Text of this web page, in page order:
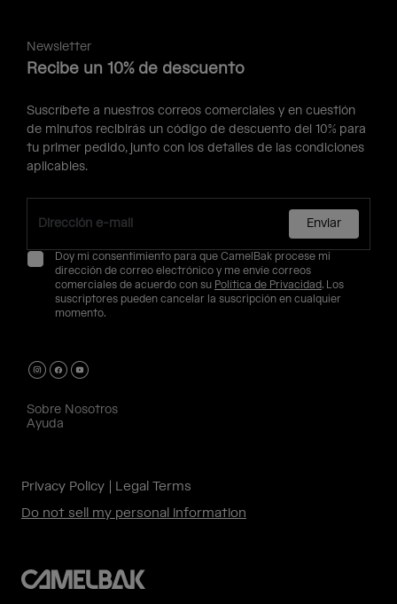
Newsletter
Recibe un 10% de descuento
Suscríbete a nuestros correos comerciales y en cuestión
de minutos recibirás un código de descuento del 10% para
tu primer pedido, junto con los detalles de las condiciones
aplicables.
Enviar
Doy mi consentimiento para que CamelBak procese mi
dirección de correo electrónico y me envíe correos
comerciales de acuerdo con su Política de Privacidad. Los
suscriptores pueden cancelar la suscripción en cualquier
momento.
Sobre Nosotros
Ayuda
Privacy Policy
Legal Terms
Do not sell my personal information